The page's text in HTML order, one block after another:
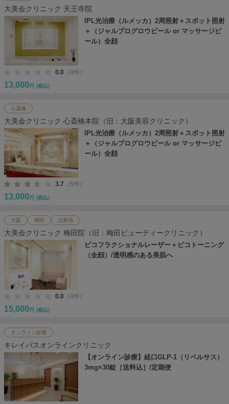
大美会クリニック 天王寺院
IPL光治療（ルメッカ）2周照射＋スポット照射
＋（ジャルプログロウピール or マッサージピ
ール）全顔
0.0 （0件）
13,000 円 (税込)
心斎橋
大美会クリニック 心斎橋本院（旧：大阪美容クリニック）
IPL光治療（ルメッカ）2周照射＋スポット照射
＋（ジャルプログロウピール or マッサージピ
ール）全顔
3.7 （5件）
13,000 円 (税込)
大阪 梅田 北新地
大美会クリニック 梅田院（旧：梅田ビューティークリニック）
ピコフラクショナルレーザー＋ピコトーニング
（全顔）/透明感のある美肌へ
0.0 （0件）
15,000 円 (税込)
オンライン診療
キレイパスオンラインクリニック
【オンライン診療】経口GLP-1（リベルサス）
3mg×30錠［送料込］/定期便